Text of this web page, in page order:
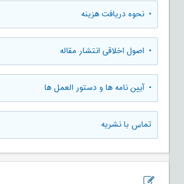
• نحوه دریافت هزینه
• اصول اخلاقی انتشار مقاله
• آیین نامه ها و دستور العمل ها
تماس با نشریه